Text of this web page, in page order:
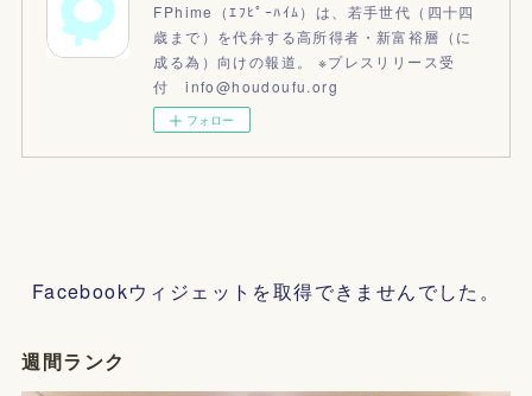
FPhime（ｴﾌﾋﾟｰﾊｲﾑ）は、若手世代（四十四
歳まで）を代弁する高所得者・新富裕層（に
成る為）向けの報道。 ※プレスリリース受
付 info@houdoufu.org
フォロー
Facebookウィジェットを取得できませんでした。
週間ランク